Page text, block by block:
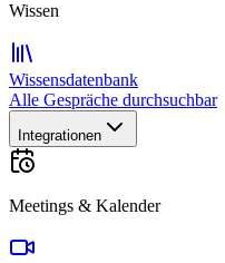
Wissen
Wissensdatenbank
Alle Gespräche durchsuchbar
Integrationen
Meetings & Kalender